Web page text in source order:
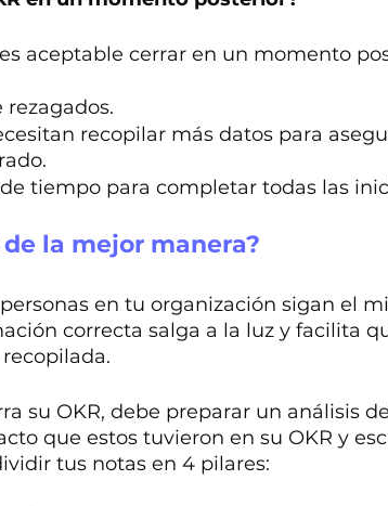
aceptable cerrar en un momento
rezagados.
recopilar más datos para
tiempo para completar todas las
la mejor manera?
en tu organización sigan el
correcta salga a la luz y facilita
su OKR, debe preparar un análisis
que estos tuvieron en su OKR y
tus notas en 4 pilares: